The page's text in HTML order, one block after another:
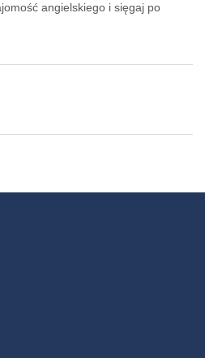
angielskiego i sięgaj po